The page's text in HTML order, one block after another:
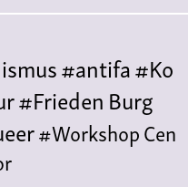
#antifa#Ko
#FriedenBurg
#WorkshopCen